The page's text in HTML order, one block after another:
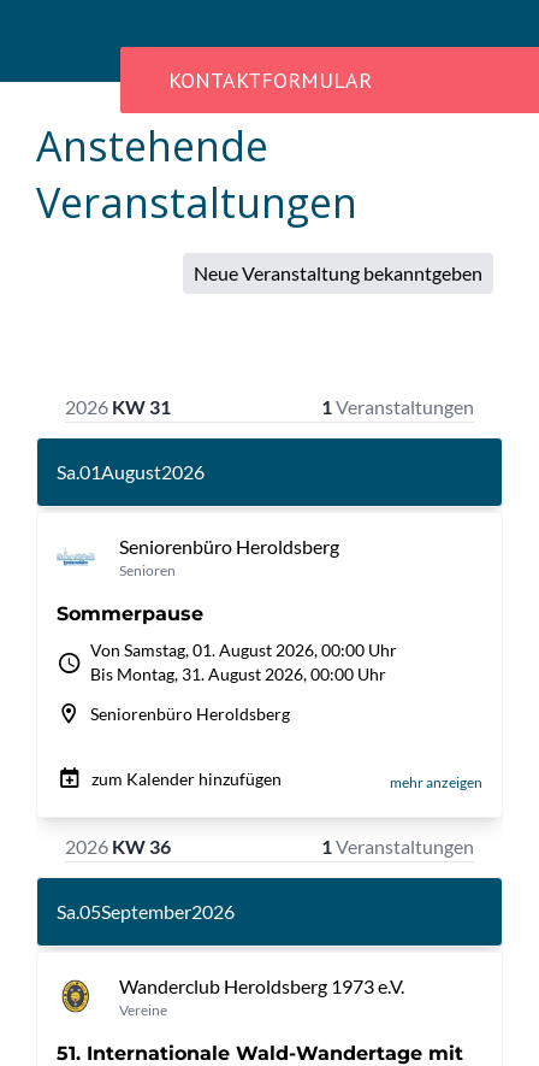
KONTAKTFORMULAR
Anstehende
Veranstaltungen